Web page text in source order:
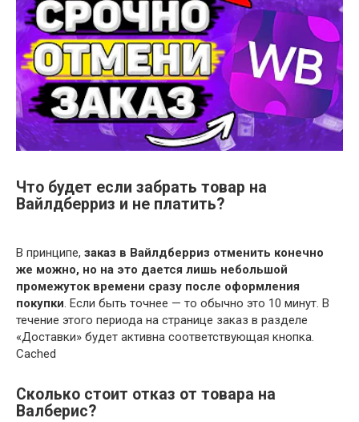
Что будет если забрать товар на
Вайлдберриз и не платить?
В принципе, заказ в Вайлдберриз отменить конечно
же можно, но на это дается лишь небольшой
промежуток времени сразу после оформления
покупки. Если быть точнее — то обычно это 10 минут. В
течение этого периода на странице заказ в разделе
«Доставки» будет активна соответствующая кнопка.
Cached
Сколько стоит отказ от товара на
Валберис?